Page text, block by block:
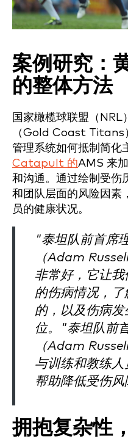
案例研究：
的整体方法
国家橄榄球联盟（NRL
（Gold Coast Titans
管理系统如何抵制简化
Catapult 的AMS 来
和沟通。通过绘制受伤
和团队层面的风险因素
员的健康状况。
"泰坦队前首席
（Adam
非常好，它让
的伤病情况，
的，以及伤病
位。"泰坦队前
（Adam
与训练和教练人
帮助降低受伤风
拥抱复杂性